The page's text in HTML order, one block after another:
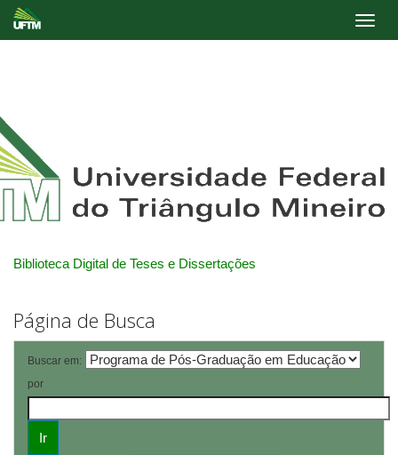
Biblioteca Digital de Teses e Dissertações
Página de Busca
Buscar em:
por